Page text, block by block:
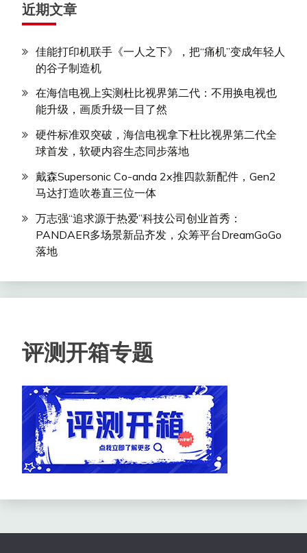
近期文章
佳能打印机联手《一人之下》，把“痛机”变成年轻人
的谷子制造机
在海信电视上实测杜比视界第二代：不用换电视也
能升级，画质升级一目了然
硬件标准双突破，海信电视拿下杜比视界第二代全
球首发，软硬内容生态同步落地
戴森Supersonic Co-anda 2x推四款新配件，Gen2
马达打造吹卷直三位一体
万志强“追求源于热爱”科技公司创业首秀：
PANDAER多场景新品齐发，众筹平台DreamGoGo
落地
评测开箱专题